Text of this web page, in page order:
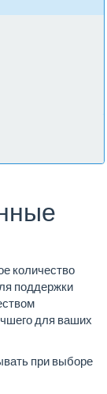
количество
поддержки
для ваших
при выборе